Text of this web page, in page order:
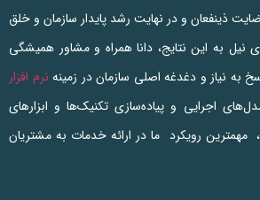
ذینفعان و در نهایت رشد پایدار سازمان و خلق
به این نتایج، دانا همراه و مشاور همیشگی
به نیاز و دغدغه اصلی سازمان در زمینه نرم افزار
اجرایی و پیاده‌سازی تکنیک‌ها و ابزارهای
مهمترین رویکرد ما در ارائه خدمات به مشتریان